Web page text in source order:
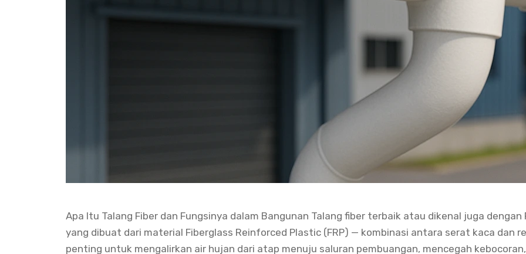
Apa Itu Talang Fiber dan Fungsinya dalam Bangunan Talang fiber terbaik atau dikenal juga
yang dibuat dari material Fiberglass Reinforced Plastic (FRP) — kombinasi antara serat kaca dan
penting untuk mengalirkan air hujan dari atap menuju saluran pembuangan, mencegah